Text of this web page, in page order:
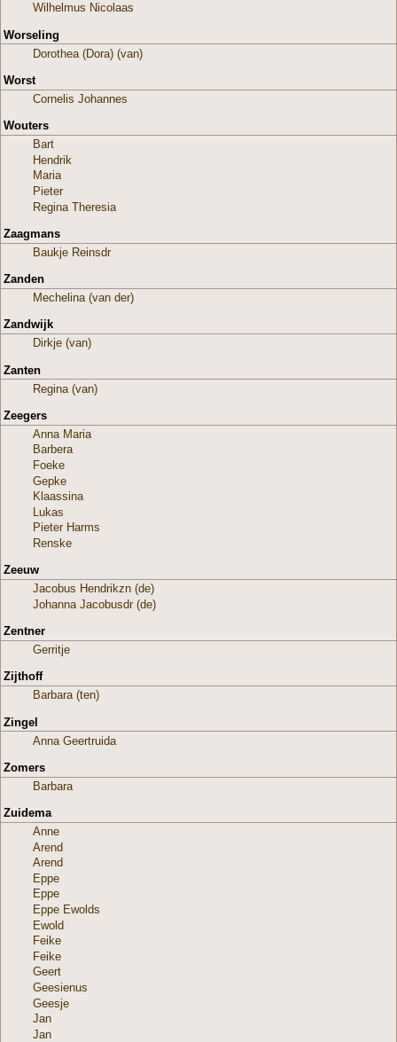
Wilhelmus Nicolaas
Worseling
Dorothea (Dora) (van)
Worst
Cornelis Johannes
Wouters
Bart
Hendrik
Maria
Pieter
Regina Theresia
Zaagmans
Baukje Reinsdr
Zanden
Mechelina (van der)
Zandwijk
Dirkje (van)
Zanten
Regina (van)
Zeegers
Anna Maria
Barbera
Foeke
Gepke
Klaassina
Lukas
Pieter Harms
Renske
Zeeuw
Jacobus Hendrikzn (de)
Johanna Jacobusdr (de)
Zentner
Gerritje
Zijthoff
Barbara (ten)
Zingel
Anna Geertruida
Zomers
Barbara
Zuidema
Anne
Arend
Arend
Eppe
Eppe
Eppe Ewolds
Ewold
Feike
Feike
Geert
Geesienus
Geesje
Jan
Jan